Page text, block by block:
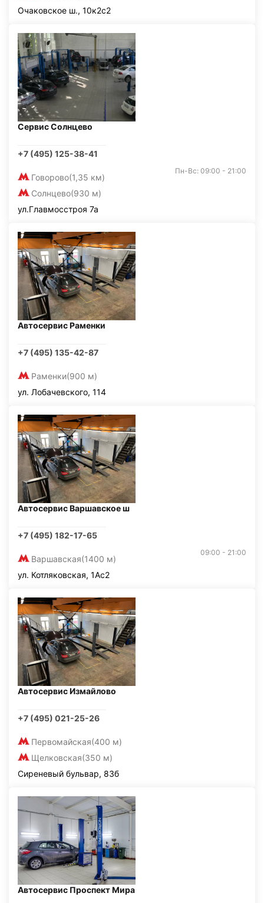
Очаковское ш., 10к2с2
Сервис Солнцево
+7 (495) 125-38-41
Говорово(1,35 км)
Солнцево(930 м)
Пн-Вс: 09:00 - 21:00
ул.Главмосстроя 7а
Автосервис Раменки
+7 (495) 135-42-87
Раменки(900 м)
ул. Лобачевского, 114
Автосервис Варшавское ш
+7 (495) 182-17-65
Варшавская(1400 м)
09:00 - 21:00
ул. Котляковская, 1Ас2
Автосервис Измайлово
+7 (495) 021-25-26
Первомайская(400 м)
Щелковская(350 м)
Сиреневый бульвар, 83б
Автосервис Проспект Мира